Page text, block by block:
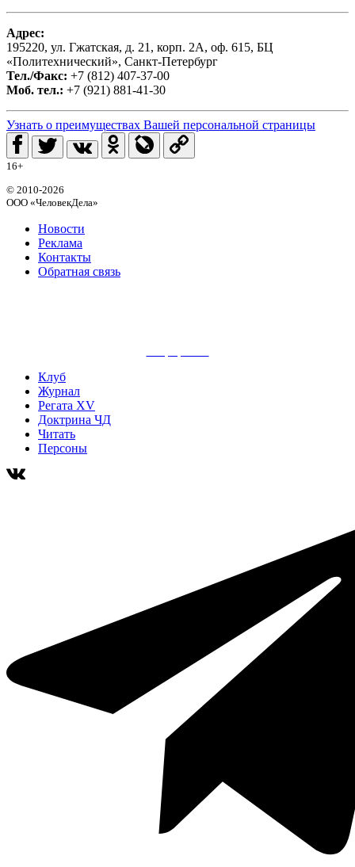
Адрес:
195220, ул. Гжатская, д. 21, корп. 2А, оф. 615, БЦ
«Политехнический», Санкт-Петербург
Тел./Факс: +7 (812) 407-37-00
Моб. тел.: +7 (921) 881-41-30
Узнать о преимуществах Вашей персональной страницы
16+
© 2010-2026
ООО «ЧеловекДела»
Новости
Реклама
Контакты
Обратная связь
Клуб
Журнал
Регата XV
Доктрина ЧД
Читать
Персоны